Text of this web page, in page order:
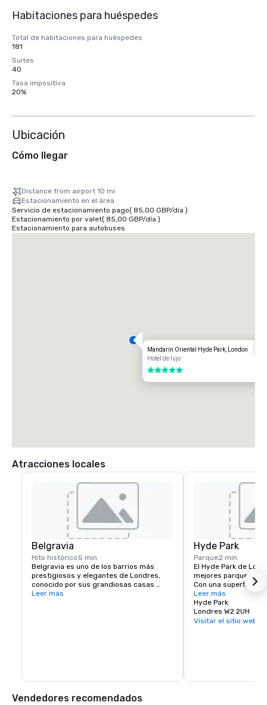
Habitaciones para huéspedes
Total de habitaciones para huéspedes
181
Suites
40
Tasa impositiva
20%
Ubicación
Cómo llegar
Distance from airport 10 mi
Estacionamiento en el área
Servicio de estacionamiento pago( 85,00 GBP/día )
Estacionamiento por valet( 85,00 GBP/día )
Estacionamiento para autobuses
Mandarin Oriental Hyde Park, London
Hotel de lujo
5 de 5
Atracciones locales
Belgravia
Hito histórico 5 min
Belgravia es uno de los barrios más
prestigiosos y elegantes de Londres,
conocido por sus grandiosas casas
adosadas georgianas, sus plazas
Leer más
Hyde Park
Parque2 min
El Hyde Park de
mejores parques
Con una superficie
más de 4.000
de la natación, la
y el patinaje. Hay
equipo, canchas de
edificios y
Leer más
Hyde Park
Londres W2 2UH
Visitar el sitio web
Vendedores recomendados